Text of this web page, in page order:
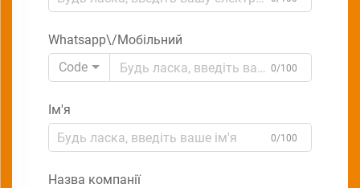
Whatsapp\/Мобільний
Code
0/100
Ім'я
0/100
Назва компанії